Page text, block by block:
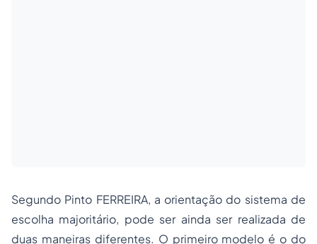
Segundo Pinto FERREIRA, a orientação do sistema de
escolha majoritário, pode ser ainda ser realizada de
duas maneiras diferentes. O primeiro modelo é o do